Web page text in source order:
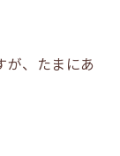
が、たまにあ